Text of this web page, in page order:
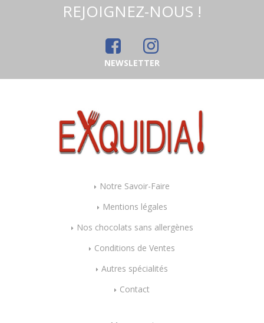
REJOIGNEZ-NOUS !
NEWSLETTER
Notre Savoir-Faire
Mentions légales
Nos chocolats sans allergènes
Conditions de Ventes
Autres spécialités
Contact